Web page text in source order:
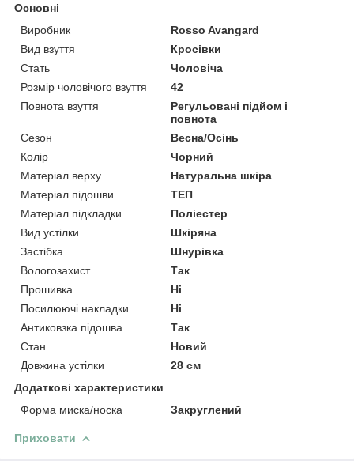
Основні
Виробник
Rosso Avangard
Вид взуття
Кросівки
Стать
Чоловіча
Розмір чоловічого взуття
42
Повнота взуття
Регульовані підйом і
повнота
Сезон
Весна/Осінь
Колір
Чорний
Матеріал верху
Натуральна шкіра
Матеріал підошви
ТЕП
Матеріал підкладки
Поліестер
Вид устілки
Шкіряна
Застібка
Шнурівка
Вологозахист
Так
Прошивка
Ні
Посилюючі накладки
Ні
Антиковзка підошва
Так
Стан
Новий
Довжина устілки
28 см
Додаткові характеристики
Форма миска/носка
Закруглений
Приховати